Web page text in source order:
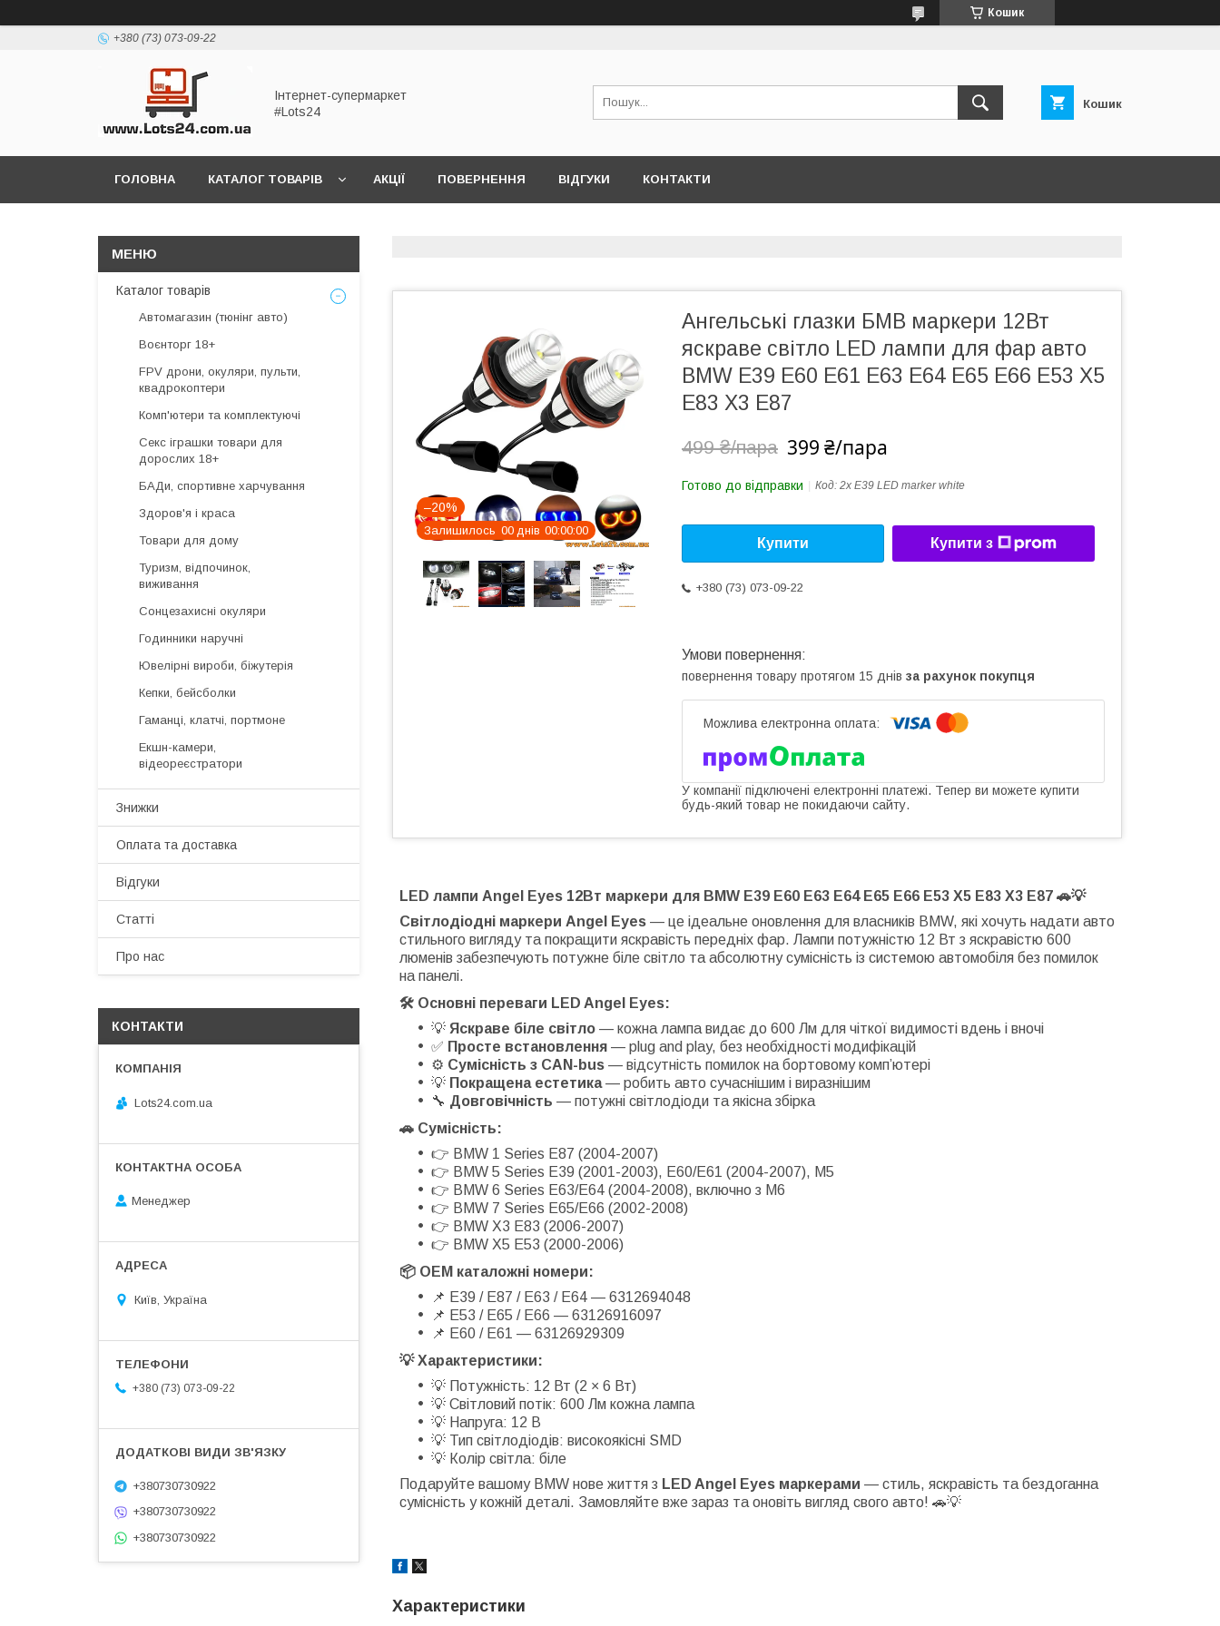
Кошик
+380 (73) 073-09-22
Інтернет-супермаркет
#Lots24
Кошик
ГОЛОВНА КАТАЛОГ ТОВАРІВ АКЦІЇ ПОВЕРНЕННЯ ВІДГУКИ КОНТАКТИ
–20%
Залишилось 00 днів 00 00 00
Ангельські глазки БМВ маркери 12Вт
яскраве світло LED лампи для фар авто
BMW E39 E60 E61 E63 E64 E65 E66 E53 X5
E83 X3 E87
499 ₴/пара 399 ₴/пара
Готово до відправки Код: 2x E39 LED marker white
Купити Купити з
+380 (73) 073-09-22
повернення товару протягом 15 днів за рахунок покупця
У компанії підключені електронні платежі. Тепер ви можете купити
будь-який товар не покидаючи сайту.
LED лампи Angel Eyes 12Вт маркери для BMW E39 E60 E63 E64 E65 E66 E53 X5 E83 X3 E87 🚗💡
Світлодіодні маркери Angel Eyes — це ідеальне оновлення для власників BMW, які хочуть надати авто
стильного вигляду та покращити яскравість передніх фар. Лампи потужністю 12 Вт з яскравістю 600
люменів забезпечують потужне біле світло та абсолютну сумісність із системою автомобіля без помилок
на панелі.
🛠 Основні переваги LED Angel Eyes:
💡 Яскраве біле світло — кожна лампа видає до 600 Лм для чіткої видимості вдень і вночі
✅ Просте встановлення — plug and play, без необхідності модифікацій
⚙ Сумісність з CAN-bus — відсутність помилок на бортовому комп’ютері
💡 Покращена естетика— робить авто сучаснішим і виразнішим
🔧 Довговічність — потужні світлодіоди та якісна збірка
🚗 Сумісність:
👉 BMW 1 Series E87 (2004-2007)
👉 BMW 5 Series E39 (2001-2003), E60/E61 (2004-2007), M5
👉 BMW 6 Series E63/E64 (2004-2008), включно з M6
👉 BMW 7 Series E65/E66 (2002-2008)
👉 BMW X3 E83 (2006-2007)
👉 BMW X5 E53 (2000-2006)
📦 OEM каталожні номери:
📌 E39 / E87 / E63 / E64 — 6312694048
📌 E53 / E65 / E66 — 63126916097
📌 E60 / E61 — 63126929309
💡 Характеристики:
💡 Потужність: 12 Вт (2 × 6 Вт)
💡 Світловий потік: 600 Лм кожна лампа
💡 Напруга: 12 В
💡 Тип світлодіодів: високоякісні SMD
💡 Колір світла: біле
Подаруйте вашому BMW нове життя з LED Angel Eyes маркерами — стиль, яскравість та бездоганна
сумісність у кожній деталі. Замовляйте вже зараз та оновіть вигляд свого авто! 🚗💡
Характеристики
Каталог товарів
Автомагазин (тюнінг авто)
Воєнторг 18+
FPV дрони, окуляри, пульти,
квадрокоптери
Комп'ютери та комплектуючі
Секс іграшки товари для
дорослих 18+
БАДи, спортивне харчування
Здоров'я і краса
Товари для дому
Туризм, відпочинок,
виживання
Сонцезахисні окуляри
Годинники наручні
Ювелірні вироби, біжутерія
Кепки, бейсболки
Гаманці, клатчі, портмоне
Екшн-камери,
відеореєстратори
Знижки
Оплата та доставка
Відгуки
Статті
Про нас
КОНТАКТИ
Lots24.com.ua
Менеджер
Київ, Україна
+380 (73) 073-09-22
+380730730922
+380730730922
+380730730922